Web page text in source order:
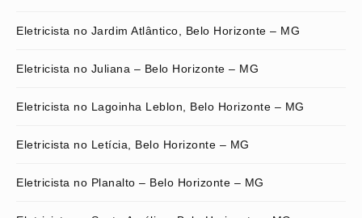
Eletricista no Jardim Atlântico, Belo Horizonte – MG
Eletricista no Juliana – Belo Horizonte – MG
Eletricista no Lagoinha Leblon, Belo Horizonte – MG
Eletricista no Letícia, Belo Horizonte – MG
Eletricista no Planalto – Belo Horizonte – MG